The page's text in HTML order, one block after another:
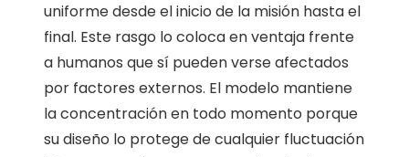
uniforme desde el inicio de la misión hasta el
final. Este rasgo lo coloca en ventaja frente
a humanos que sí pueden verse afectados
por factores externos. El modelo mantiene
la concentración en todo momento porque
su diseño lo protege de cualquier fluctuación